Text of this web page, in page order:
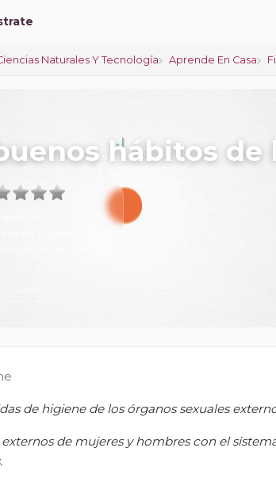
Naturales Y Tecnología Aprende En Casa
hábitos de
de higiene de los órganos sexuales
de mujeres y hombres con el